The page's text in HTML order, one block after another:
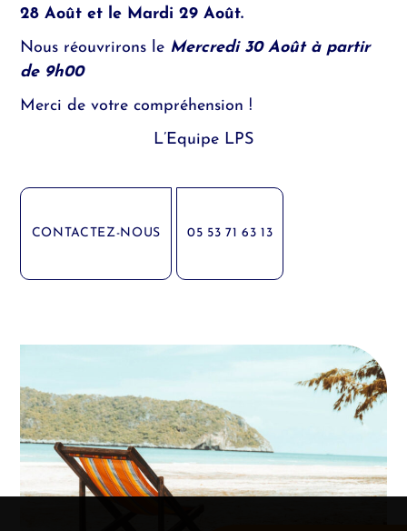
28 Août et le Mardi 29 Août.
Nous réouvrirons le Mercredi 30 Août à partir
de 9h00
Merci de votre compréhension !
L’Equipe LPS
CONTACTEZ-NOUS 05 53 71 63 13